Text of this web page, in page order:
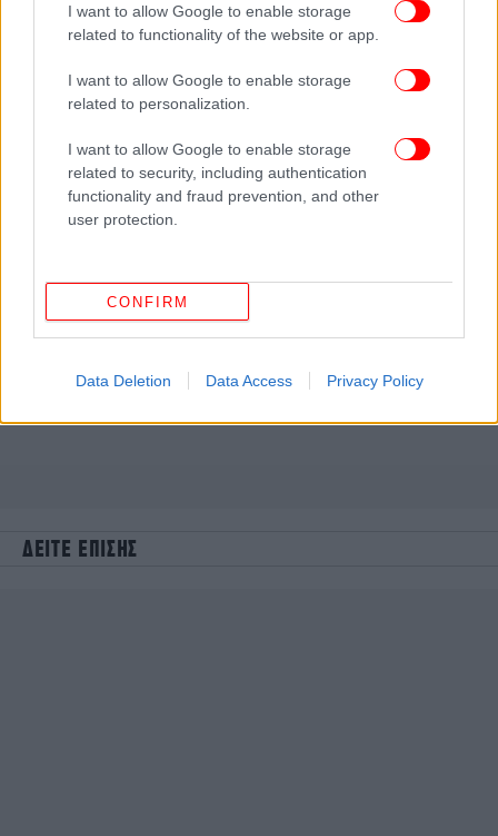
I want to allow Google to enable storage
related to functionality of the website or app.
I want to allow Google to enable storage
related to personalization.
I want to allow Google to enable storage
related to security, including authentication
functionality and fraud prevention, and other
user protection.
CONFIRM
Data Deletion Data Access Privacy Policy
ΔΕΙΤΕ ΕΠΙΣΗΣ